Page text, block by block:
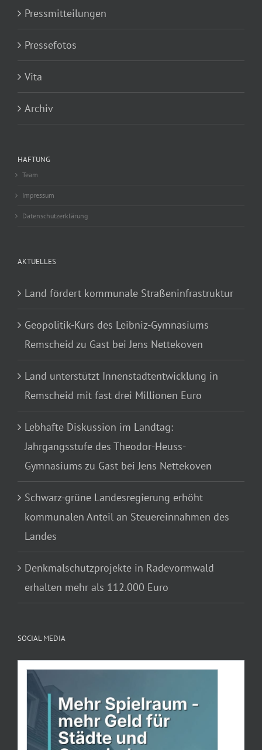
Pressmitteilungen
Pressefotos
Vita
Archiv
HAFTUNG
Team
Impressum
Datenschutzerklärung
AKTUELLES
Land fördert kommunale Straßeninfrastruktur
Geopolitik-Kurs des Leibniz-Gymnasiums
Remscheid zu Gast bei Jens Nettekoven
Land unterstützt Innenstadtentwicklung in
Remscheid mit fast drei Millionen Euro
Lebhafte Diskussion im Landtag:
Jahrgangsstufe des Theodor-Heuss-
Gymnasiums zu Gast bei Jens Nettekoven
Schwarz-grüne Landesregierung erhöht
kommunalen Anteil an Steuereinnahmen des
Landes
Denkmalschutzprojekte in Radevormwald
erhalten mehr als 112.000 Euro
SOCIAL MEDIA